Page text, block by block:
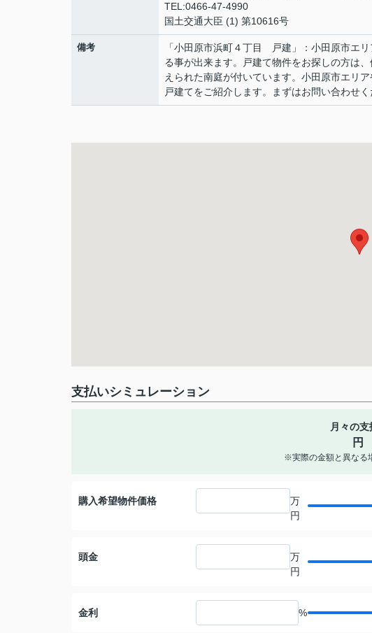
TEL:0466-47-4990
国土交通大臣 (1) 第10616号
備考
「小田原市浜町４丁目 戸建」：小田原市エ
る事が出来ます。戸建て物件をお探しの方は
えられた南庭が付いています。小田原市エリ
戸建てをご紹介します。まずはお問い合わせく
支払いシミュレーション
月々の支
円
※実際の金額と異なる
購入希望物件価格
万
円
頭金
万
円
金利 %